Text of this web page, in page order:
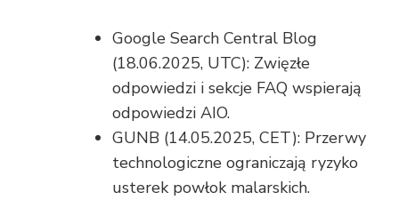
Google Search Central Blog
(18.06.2025, UTC): Zwięzłe
odpowiedzi i sekcje FAQ wspierają
odpowiedzi AIO.
GUNB (14.05.2025, CET): Przerwy
technologiczne ograniczają ryzyko
usterek powłok malarskich.